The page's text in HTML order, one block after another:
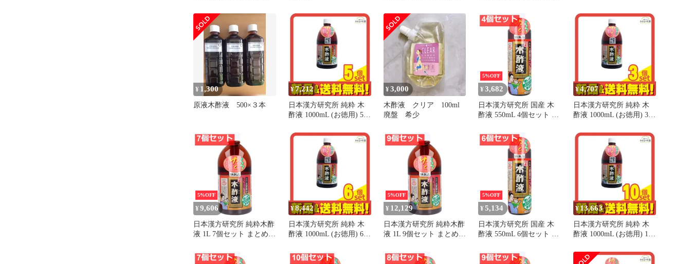
み100年以上の伝統を持
つ岩手県産の木酢液
¥ 1,300
原液木酢液 500×３本
¥7,212
日本漢方研究所 純粋 木
酢液 1000mL (お徳用) 5個
¥3,000
木酢液 クリア 100ml
廃盤 希少
5%OFF
¥ 3,682
日本漢方研究所 国産 木
酢液 550mL 4個セット ま
¥4,707
日本漢方研究所 純粋 木
酢液 1000mL (お徳用) 3個
5%OFF
¥ 9,606
日本漢方研究所 純粋木酢
液 1L 7個セット まとめ売
¥8,442
日本漢方研究所 純粋 木
酢液 1000mL (お徳用) 6個
5%OFF
¥ 12,129
日本漢方研究所 純粋木酢
液 1L 9個セット まとめ売
5%OFF
¥ 5,134
日本漢方研究所 国産 木
酢液 550mL 6個セット ま
¥13,663
日本漢方研究所 純粋 木
酢液 1000mL (お徳用) 10